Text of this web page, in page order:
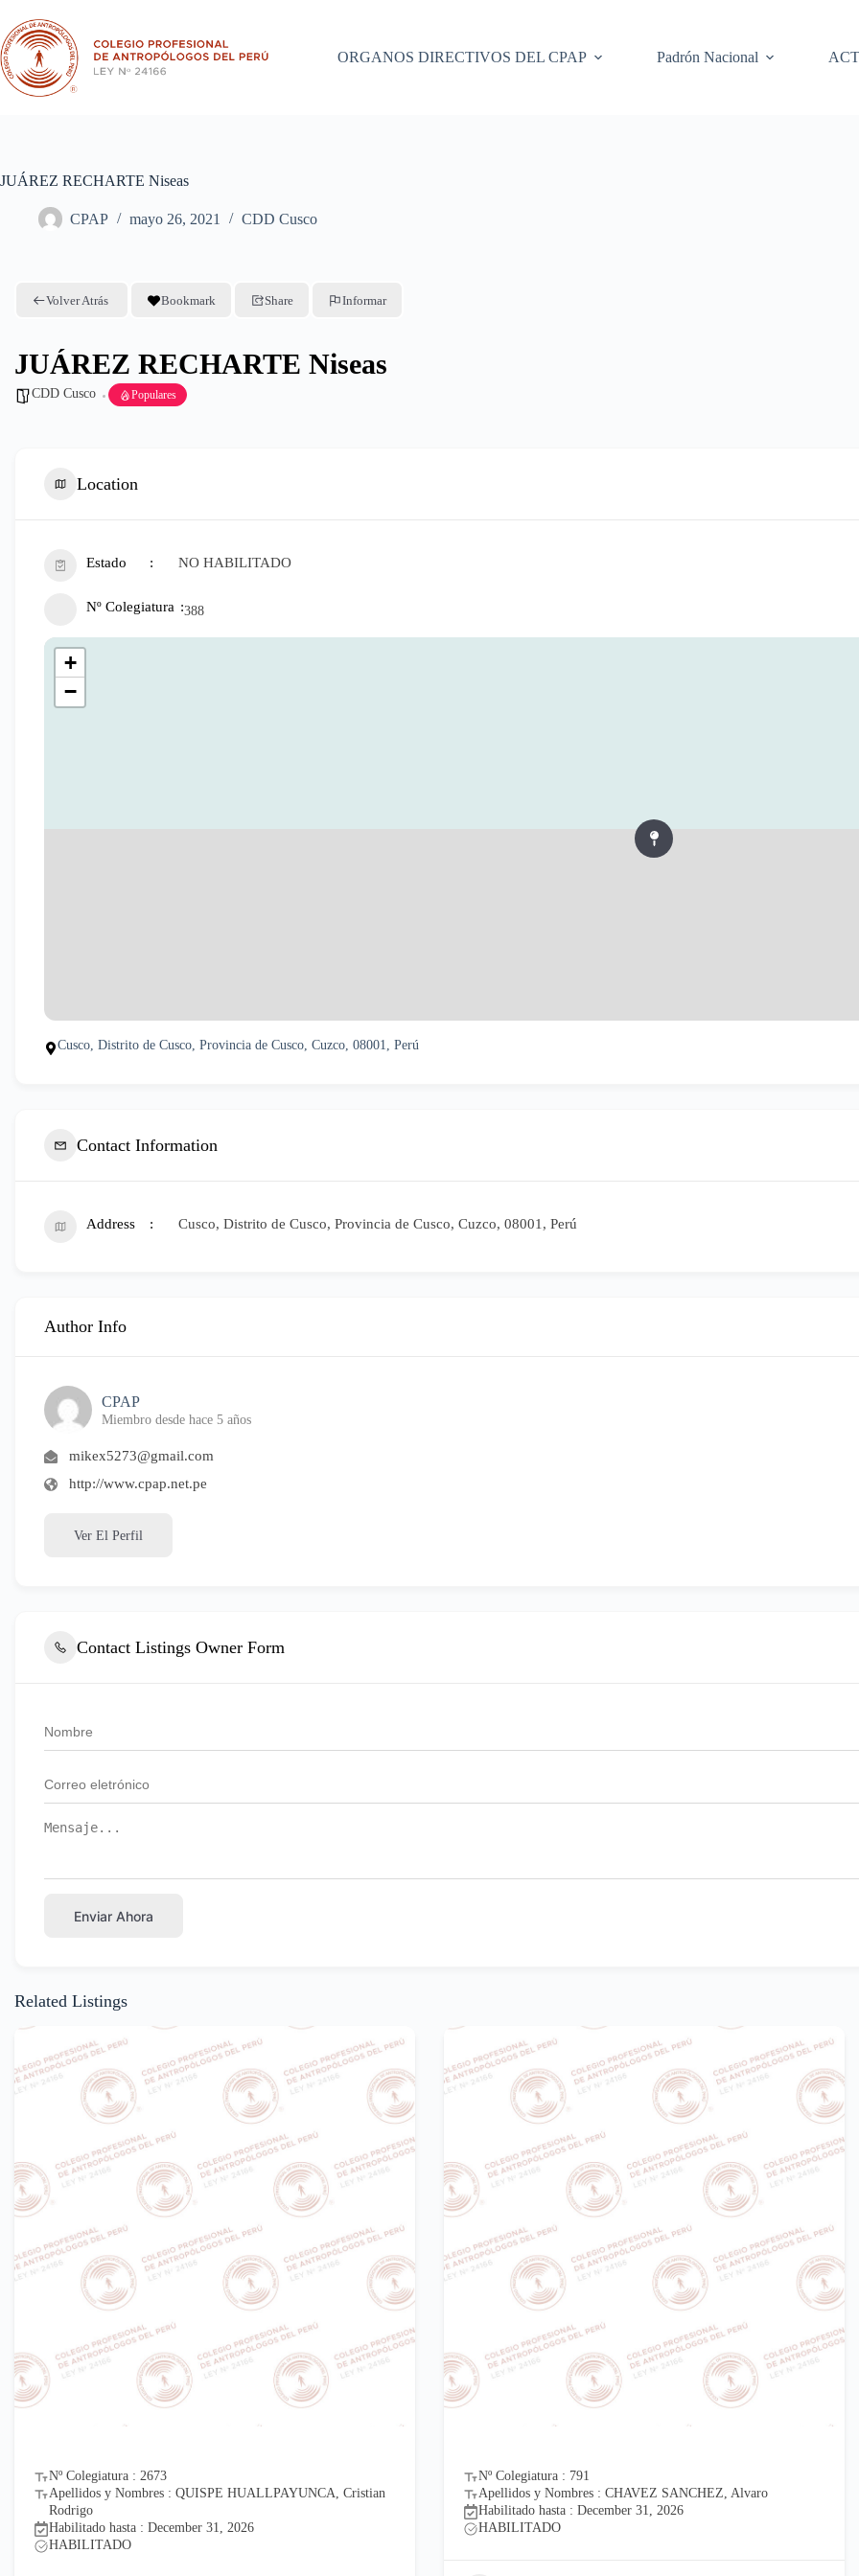
contenido
ORGANOS DIRECTIVOS DEL CPAP
Padrón Nacional
JUÁREZ RECHARTE Niseas
CPAP mayo 26, 2021 CDD Cusco
Volver Atrás Bookmark Share Informar
JUÁREZ RECHARTE Niseas
CDD Cusco Populares
Location
Estado NO HABILITADO
Nº Colegiatura 388
+
−
Cusco, Distrito de Cusco, Provincia de Cusco, Cuzco, 08001, Perú
Contact Information
Address Cusco, Distrito de Cusco, Provincia de Cusco, Cuzco, 08001, Perú
Author Info
CPAP
Miembro desde hace 5 años
mikex5273@gmail.com
http://www.cpap.net.pe
Ver El Perfil
Contact Listings Owner Form
Enviar Ahora
Related Listings
Nº Colegiatura : 2673
Apellidos y Nombres : QUISPE HUALLPAYUNCA, Cristian
Rodrigo
Habilitado hasta : December 31, 2026
HABILITADO
Nº Colegiatura : 791
Apellidos y Nombres : CHAVEZ SANCHEZ, Alvaro
Habilitado hasta : December 31, 2026
HABILITADO